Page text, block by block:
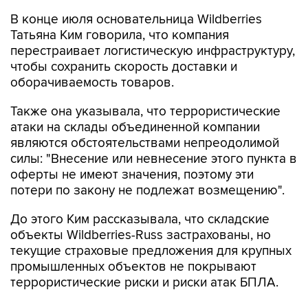
В конце июля основательница Wildberries
Татьяна Ким говорила, что компания
перестраивает логистическую инфраструктуру,
чтобы сохранить скорость доставки и
оборачиваемость товаров.
Также она указывала, что террористические
атаки на склады объединенной компании
являются обстоятельствами непреодолимой
силы: "Внесение или невнесение этого пункта в
оферты не имеют значения, поэтому эти
потери по закону не подлежат возмещению".
До этого Ким рассказывала, что складские
объекты Wildberries-Russ застрахованы, но
текущие страховые предложения для крупных
промышленных объектов не покрывают
террористические риски и риски атак БПЛА.